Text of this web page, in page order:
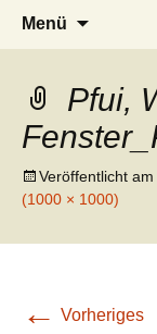
Menü
Pfui,
Veröffentlicht am
(1000 × 1000)
← Vorheriges